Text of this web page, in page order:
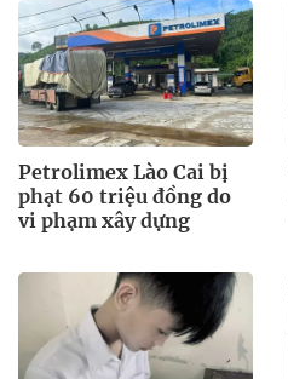
Petrolimex Lào Cai bị
phạt 60 triệu đồng do
vi phạm xây dựng